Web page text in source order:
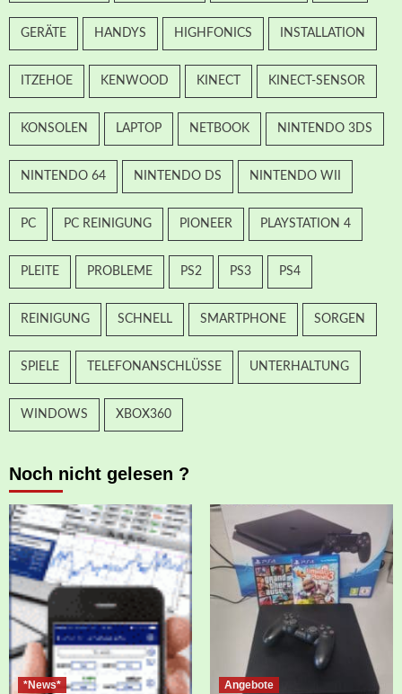
GERÄTE HANDYS HIGHFONICS INSTALLATION
ITZEHOE KENWOOD KINECT KINECT-SENSOR
KONSOLEN LAPTOP NETBOOK NINTENDO 3DS
NINTENDO 64 NINTENDO DS NINTENDO WII
PC PC REINIGUNG PIONEER PLAYSTATION 4
PLEITE PROBLEME PS2 PS3 PS4
REINIGUNG SCHNELL SMARTPHONE SORGEN
SPIELE TELEFONANSCHLÜSSE UNTERHALTUNG
WINDOWS XBOX360
Noch nicht gelesen ?
*News* Angebote